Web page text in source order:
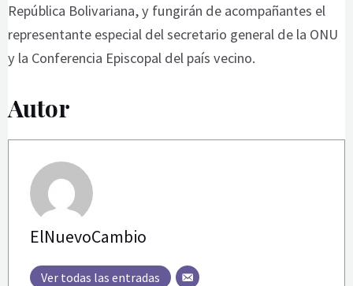
República Bolivariana, y fungirán de acompañantes el
representante especial del secretario general de la ONU
y la Conferencia Episcopal del país vecino.
Autor
ElNuevoCambio
Ver todas las entradas